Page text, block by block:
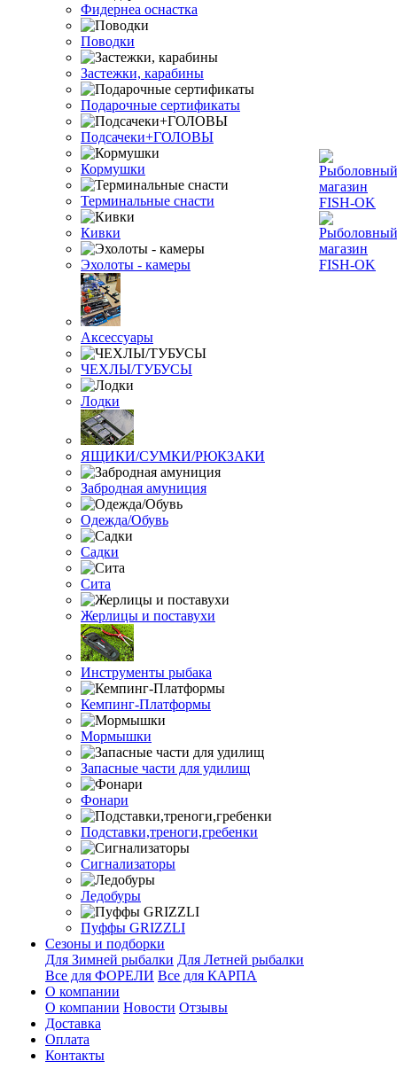
Фидернеа оснастка
Поводки
Застежки, карабины
Подарочные сертификаты
Подсачеки+ГОЛОВЫ
Кормушки
Терминальные снасти
Кивки
Эхолоты - камеры
Аксессуары
ЧЕХЛЫ/ТУБУСЫ
Лодки
ЯЩИКИ/СУМКИ/РЮКЗАКИ
Забродная амуниция
Одежда/Обувь
Садки
Сита
Жерлицы и поставухи
Инструменты рыбака
Кемпинг-Платформы
Мормышки
Запасные части для удилищ
Фонари
Подставки,треноги,гребенки
Сигнализаторы
Ледобуры
Пуффы GRIZZLI
Сезоны и подборки
Для Зимней рыбалки Для Летней рыбалки
Все для ФОРЕЛИ Все для КАРПА
О компании
О компании Новости Отзывы
Доставка
Оплата
Контакты